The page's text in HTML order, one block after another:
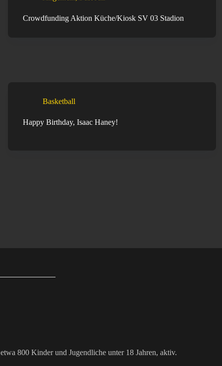
Crowdfunding Aktion Küche/Kiosk SV 03 Stadion
Basketball
Happy Birthday, Isaac Haney!
800 Kinder und Jugendliche unter 18 Jahren, aktiv.